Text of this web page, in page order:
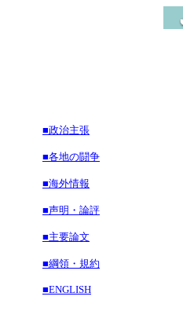
■政治主張
■各地の闘争
■海外情報
■声明・論評
■主要論文
■綱領・規約
■ENGLISH